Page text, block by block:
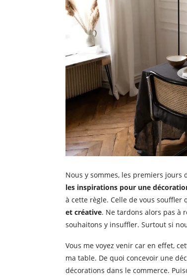
Nous y sommes, les premiers jours
les inspirations pour une
à cette règle. Celle de vous souffler
et créative. Ne tardons alors pas à
souhaitons y insuffler. Surtout si
Vous me voyez venir car en effet,
ma table. De quoi concevoir une
décorations dans le commerce.